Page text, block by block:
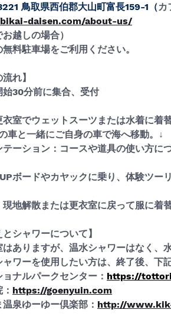
鳥取県西伯郡大山町富長159-1（カ
daisen.com/about-us/
お越しの場合）
無料駐車場をご利用ください。
れ】
始30分前に集合、受付
衣室でウェットスーツまたは水着に着
車と一緒にご自身の車で海へ移動。↓
テーション：コースや道具の使い方に
ボードやカヤックに乗り、体験ツー
現地解散または更衣室に戻って服に着
とシャワーについて】
はありますが、温水シャワーはなく、
ャワーを使用したい方は、終了後、下
ナルパークセンター： https://
https://goenyuin.com
泉ゆーゆー倶楽部： http://